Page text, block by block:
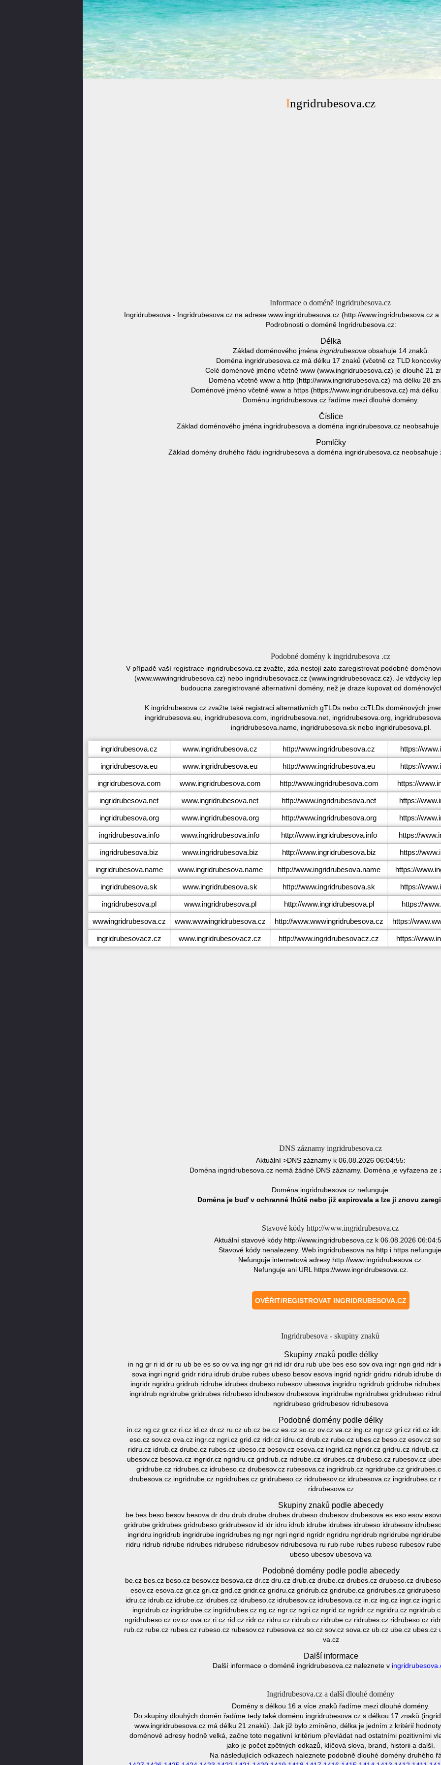
Ingridrubesova.cz
Informace o doméně ingridrubesova.cz
Ingridrubesova - Ingridrubesova.cz na adrese www.ingridrubesova.cz (http://www.ingridrubesova.cz a
Podrobnosti o doméně Ingridrubesova.cz:
Délka
Základ doménového jména ingridrubesova obsahuje 14 znaků.
Doména ingridrubesova.cz má délku 17 znaků (včetně cz TLD
Celé doménové jméno včetně www (www.ingridrubesova.cz) je dlouhé 21
Doména včetně www a http (http://www.ingridrubesova.cz) má délku 28
Doménové jméno včetně www a https (https://www.ingridrubesova.cz) má délku
Doménu ingridrubesova.cz řadíme mezi dlouhé domény.
Číslice
Základ doménového jména ingridrubesova a doména ingridrubesova.cz neobsahuje
Pomlčky
Základ domény druhého řádu ingridrubesova a doména ingridrubesova.cz neobsahuje
Podobné domény k ingridrubesova .cz
V případě vaší registrace ingridrubesova.cz zvažte, zda nestojí zato zaregistrovat podobné
(www.wwwingridrubesova.cz) nebo ingridrubesovacz.cz (www.ingridrubesovacz.cz). Je vždycky
budoucna zaregistrované alternativní domény, než je draze kupovat od
K ingridrubesova cz zvažte také registraci alternativních gTLDs nebo ccTLDs doménových
ingridrubesova.eu, ingridrubesova.com, ingridrubesova.net, ingridrubesova.org,
ingridrubesova.name, ingridrubesova.sk nebo ingridrubesova.pl.
ingridrubesova.cz www.ingridrubesova.cz http://www.ingridrubesova.cz https://
ingridrubesova.eu www.ingridrubesova.eu http://www.ingridrubesova.eu https://
ingridrubesova.com www.ingridrubesova.com http://www.ingridrubesova.com https://
ingridrubesova.net www.ingridrubesova.net http://www.ingridrubesova.net https://
ingridrubesova.org www.ingridrubesova.org http://www.ingridrubesova.org https://
ingridrubesova.info www.ingridrubesova.info http://www.ingridrubesova.info https://
ingridrubesova.biz www.ingridrubesova.biz http://www.ingridrubesova.biz https://
ingridrubesova.name www.ingridrubesova.name http://www.ingridrubesova.name https://
ingridrubesova.sk www.ingridrubesova.sk http://www.ingridrubesova.sk https://
ingridrubesova.pl www.ingridrubesova.pl http://www.ingridrubesova.pl https://
wwwingridrubesova.cz www.wwwingridrubesova.cz http://www.wwwingridrubesova.cz https://
ingridrubesovacz.cz www.ingridrubesovacz.cz http://www.ingridrubesovacz.cz https://
DNS záznamy ingridrubesova.cz
Aktuální >DNS záznamy k 06.08.2026 06:04:55:
Doména ingridrubesova.cz nemá žádné DNS záznamy. Doména je vyřazena ze
Doména ingridrubesova.cz nefunguje.
Doména je buď v ochranné lhůtě nebo již expirovala a lze ji znovu
Stavové kódy http://www.ingridrubesova.cz
Aktuální stavové kódy http://www.ingridrubesova.cz k 06.08.2026
Stavové kódy nenalezeny. Web ingridrubesova na http i https nefunguje.
Nefunguje internetová adresy http://www.ingridrubesova.cz.
Nefunguje ani URL https://www.ingridrubesova.cz.
Ingridrubesova - skupiny znaků
Skupiny znaků podle délky
in ng gr ri id dr ru ub be es so ov va ing ngr gri rid idr dru rub ube bes eso sov ova ingr ngri grid ridr
sova ingri ngrid gridr ridru idrub drube rubes ubeso besov esova ingrid ngridr gridru ridrub idrube
ingridr ngridru gridrub ridrube idrubes drubeso rubesov ubesova ingridru ngridrub gridrube
ingridrub ngridrube gridrubes ridrubeso idrubesov drubesova ingridrube ngridrubes gridrubeso
ngridrubeso gridrubesov ridrubesova
Podobné domény podle délky
in.cz ng.cz gr.cz ri.cz id.cz dr.cz ru.cz ub.cz be.cz es.cz so.cz ov.cz va.cz ing.cz ngr.cz gri.cz rid.cz
eso.cz sov.cz ova.cz ingr.cz ngri.cz grid.cz ridr.cz idru.cz drub.cz rube.cz ubes.cz beso.cz esov.cz
ridru.cz idrub.cz drube.cz rubes.cz ubeso.cz besov.cz esova.cz ingrid.cz ngridr.cz gridru.cz
ubesov.cz besova.cz ingridr.cz ngridru.cz gridrub.cz ridrube.cz idrubes.cz drubeso.cz rubesov.cz
gridrube.cz ridrubes.cz idrubeso.cz drubesov.cz rubesova.cz ingridrub.cz ngridrube.cz
drubesova.cz ingridrube.cz ngridrubes.cz gridrubeso.cz ridrubesov.cz idrubesova.cz ingridrubes.cz
ridrubesova.cz
Skupiny znaků podle abecedy
be bes beso besov besova dr dru drub drube drubes drubeso drubesov drubesova es eso esov
gridrube gridrubes gridrubeso gridrubesov id idr idru idrub idrube idrubes idrubeso idrubesov
ingridru ingridrub ingridrube ingridrubes ng ngr ngri ngrid ngridr ngridru ngridrub ngridrube
ridru ridrub ridrube ridrubes ridrubeso ridrubesov ridrubesova ru rub rube rubes rubeso rubesov
ubeso ubesov ubesova va
Podobné domény podle podle abecedy
be.cz bes.cz beso.cz besov.cz besova.cz dr.cz dru.cz drub.cz drube.cz drubes.cz drubeso.cz
esov.cz esova.cz gr.cz gri.cz grid.cz gridr.cz gridru.cz gridrub.cz gridrube.cz gridrubes.cz
idru.cz idrub.cz idrube.cz idrubes.cz idrubeso.cz idrubesov.cz idrubesova.cz in.cz ing.cz ingr.cz
ingridrub.cz ingridrube.cz ingridrubes.cz ng.cz ngr.cz ngri.cz ngrid.cz ngridr.cz ngridru.cz
ngridrubeso.cz ov.cz ova.cz ri.cz rid.cz ridr.cz ridru.cz ridrub.cz ridrube.cz ridrubes.cz ridrubeso.cz
rub.cz rube.cz rubes.cz rubeso.cz rubesov.cz rubesova.cz so.cz sov.cz sova.cz ub.cz ube.cz ubes.cz
va.cz
Další informace
Další informace o doméně ingridrubesova.cz naleznete v
Ingridrubesova.cz a další dlouhé domény
Domény s délkou 16 a více znaků řadíme mezi dlouhé domény.
Do skupiny dlouhých domén řadíme tedy také doménu ingridrubesova.cz s délkou 17 znaků
www.ingridrubesova.cz má délku 21 znaků). Jak již bylo zmíněno, délka je jedním z kritérií
doménové adresy hodně velká, začne toto negativní kritérium převládat nad ostatními pozitivními
jako je počet zpětných odkazů, klíčová slova, brand, historii a další.
Na následujících odkazech naleznete podobně dlouhé domény druhého